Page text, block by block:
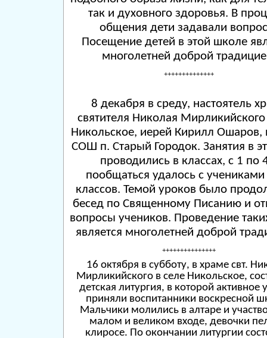
так и духовного здоровья. В
общения дети задавали
Посещение детей в этой школе
многолетней доброй
++++++++++++++
8 декабря в среду, настоятель
святителя Николая Мирликийского
Никольское, иерей Кирилл Ошаров,
СОШ п. Старый Городок. Занятия в
проводились в классах, с 1 по
пообщаться удалось с
классов. Темой уроков было
бесед по Священному Писанию и
вопросы учеников. Проведение
является многолетней доброй
+++++++++++++++
16 октября в субботу, в храме свт.
Мирликийского в селе Никольское,
детская литургия, в которой активное
приняли воспитанники воскресной
Мальчики молились в алтаре и
малом и великом входе, девочки
клиросе. По окончании литургии